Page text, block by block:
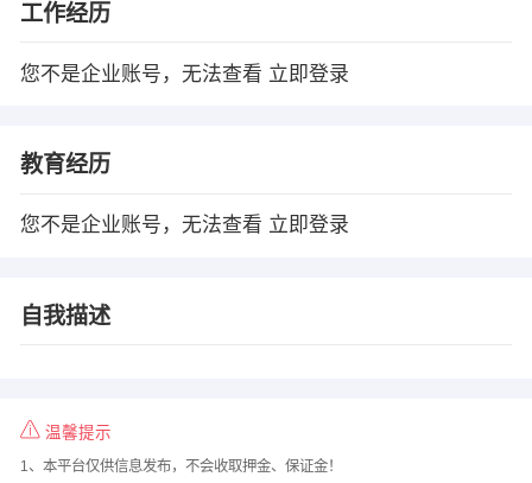
工作经历
您不是企业账号，无法查看 立即登录
教育经历
您不是企业账号，无法查看 立即登录
自我描述
温馨提示
1、本平台仅供信息发布，不会收取押金、保证金！